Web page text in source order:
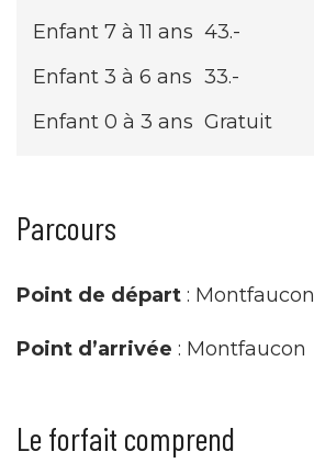
Enfant 7 à 11 ans 43.-
Enfant 3 à 6 ans 33.-
Enfant 0 à 3 ans Gratuit
Parcours
Point de départ : Montfaucon
Point d’arrivée : Montfaucon
Le forfait comprend